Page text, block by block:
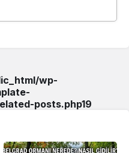
wp-
posts.php19